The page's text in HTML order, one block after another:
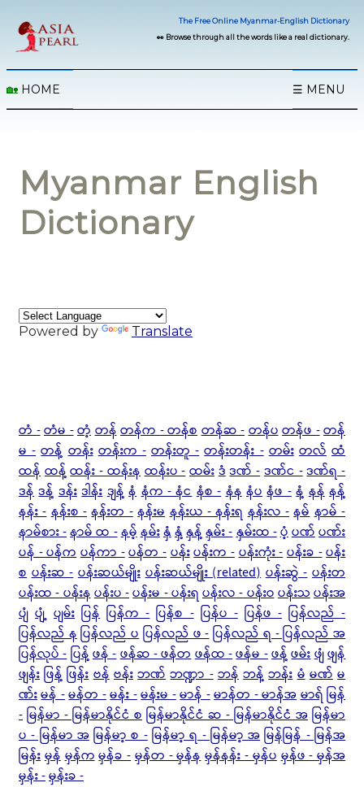
The Free Online Myanmar-English Dictionary
👀 Browse through all the words like a real dictionary.
🏡 HOME ☰ MENU
Myanmar English
Dictionary
Powered by Translate
တံ -တံမ -တံ့တန်တန်က - တန်စတန်ဆ -တန်ပတန်ဖ -တန်
မ - တန့် တန်း တန်းက - တန်းတူ - တန်းတန်း - တမ်း တလ် ထံ
ထန်ထန့်ထန်း - ထန်းနထန်းပ -ထမ်းဒံဒဏ် -ဒဏ်င -ဒဏ်ရ -
ဒန် ဒန့် ဒန်း ဒါန်း ဒျန့် နံ နံက - နံင နံစ - နံန နံပ နံဖ - နံ့ နန် နန့်
နန်း - နန်းစ - နန်းတ - နန်းမ နန်းယ - နန်းရ နန်းလ - နမ် နာမ် -
နာမ်စား -နာမ် ထ -နမ့်နမ်းနှံနှံ့နှန့်နှမ်း -နှမ်းထ -ပံ့ပဏ်ပဏ်း
ပန် - ပန်ကပန်ကာ -ပန်တ -ပန်းပန်းက -ပန်းကုံး -ပန်းခ -ပန်း
စ ပန်းဆ - ပန်းဆယ်မျိုး ပန်းဆယ်မျိုး (related) ပန်းဆွဲ - ပန်းတ
ပန်းထ - ပန်းနပန်းပ -ပန်းမ - ပန်းရ ပန်းလ - ပန်းဝပန်းသပန်းအ
ပျံ ပျံ့ ပျမ်း ပြန် ပြန်က - ပြန်စ - ပြန်ပ - ပြန်ဖ - ပြန်လည် -
ပြန်လည် နပြန်လည် ပပြန်လည် ဖ -ပြန်လည် ရ - ပြန်လည် အ
ပြန်လုပ် -ပြန့်ဖန် -ဖန်ဆ - ဖန်တဖန်ထ -ဖန်မ -ဖန့်ဖမ်းဖျံဖျန်
ဖျန်း ဖြန့် ဖြန်း ဗန် ဗန်း ဘဏ် ဘဏ္ဍာ - ဘန် ဘန့် ဘန်း မံ မဏ် မ
ဏ်းမန် -မန်တ -မန်း -မန်းမ -မာန် -မာန်တ - မာန်အမာရ် မြန်
- မြန်မာ - မြန်မာနိုင်ငံ စ မြန်မာနိုင်ငံ ဆ - မြန်မာနိုင်ငံ အ မြန်မာ
ပ - မြန်မာ အ မြန်မာ့ စ - မြန်မာ့ ရ - မြန်မာ့ အ မြန်မြန် - မြန်အ
မြန်းမှန်မှန်ကမှန်ခ -မှန်တ - မှန်နမှန်နန်း - မှန်ပမှန်ဖ - မှန်အ
မှန်း -မှန်းခ -